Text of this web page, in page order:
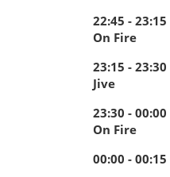
22:45 - 23:15
On Fire
23:15 - 23:30
Jive
23:30 - 00:00
On Fire
00:00 - 00:15